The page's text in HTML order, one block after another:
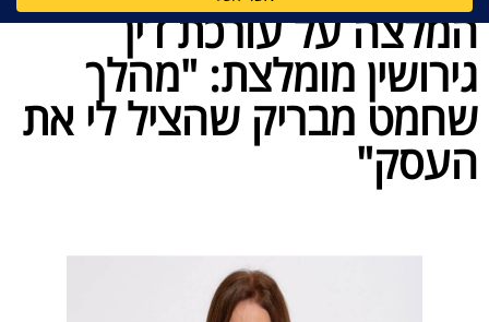
המלצה על עורכת דין
גירושין מומלצת: "מהלך
שחמט מבריק שהציל לי את
העסק"